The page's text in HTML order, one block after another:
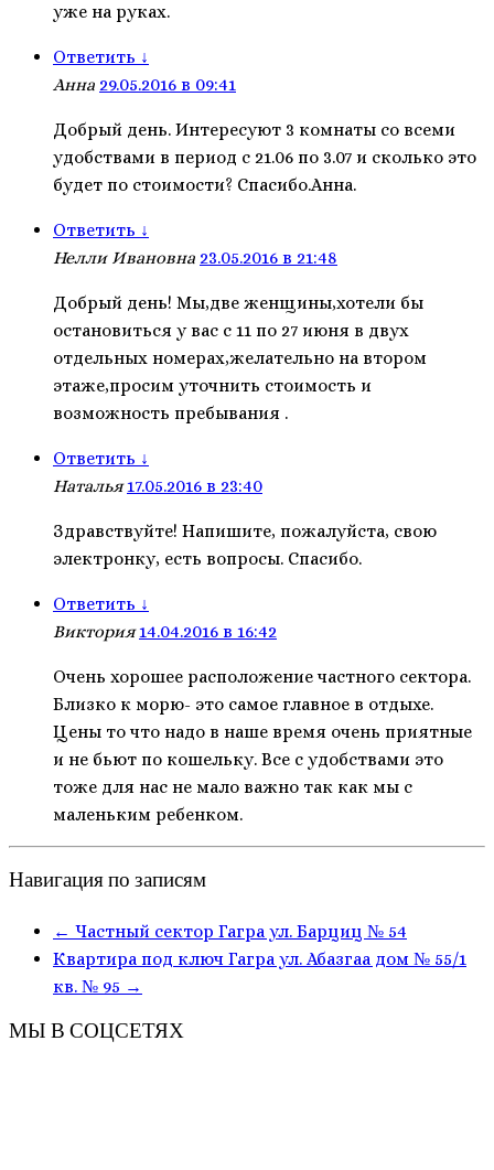
уже на руках.
Ответить ↓
Анна 29.05.2016 в 09:41
Добрый день. Интересуют 3 комнаты со всеми
удобствами в период с 21.06 по 3.07 и сколько это
будет по стоимости? Спасибо.Анна.
Ответить ↓
Нелли Ивановна 23.05.2016 в 21:48
Добрый день! Мы,две женщины,хотели бы
остановиться у вас с 11 по 27 июня в двух
отдельных номерах,желательно на втором
этаже,просим уточнить стоимость и
возможность пребывания .
Ответить ↓
Наталья17.05.2016 в 23:40
Здравствуйте! Напишите, пожалуйста, свою
электронку, есть вопросы. Спасибо.
Ответить ↓
Виктория14.04.2016 в 16:42
Очень хорошее расположение частного сектора.
Близко к морю- это самое главное в отдыхе.
Цены то что надо в наше время очень приятные
и не бьют по кошельку. Все с удобствами это
тоже для нас не мало важно так как мы с
маленьким ребенком.
Навигация по записям
← Частный сектор Гагра ул. Барциц № 54
Квартира под ключ Гагра ул. Абазгаа дом № 55/1
кв. № 95 →
МЫ В СОЦСЕТЯХ